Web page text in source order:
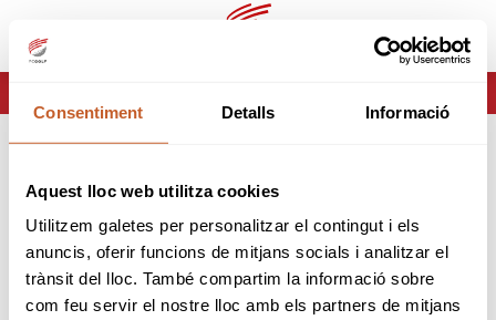
Consentiment Detalls Informació
Aquest lloc web utilitza cookies
Utilitzem galetes per personalitzar el contingut i els
anuncis, oferir funcions de mitjans socials i analitzar el
trànsit del lloc. També compartim la informació sobre
com feu servir el nostre lloc amb els partners de mitjans
ca es
Página no encontrada
Lo sentimos pero la página que estas buscando no
existe o ha cambiado.